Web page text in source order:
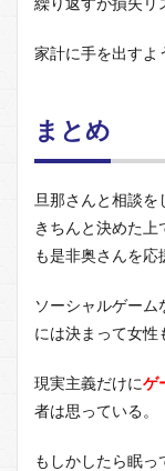
家計に手を出すよ
まとめ
旦那さんと相談を
きちんと決めた
も是非奥さんを応
ソーシャルゲーム
には決まって女性
現実主義だけにゲ
者は思っている。
もしかしたら眠っ